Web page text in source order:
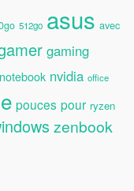
512go asus avec
gaming
notebook nvidia office
pouces pour ryzen
zenbook